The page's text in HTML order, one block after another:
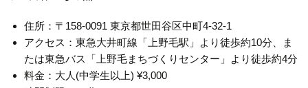
住所：〒158-0091 東京都世田谷区中町4-32-1
アクセス：東急大井町線「上野毛駅」より徒歩約10分、ま
たは東急バス「上野毛まちづくりセンター」より徒歩約4分
料金：大人(中学生以上) ¥3,000